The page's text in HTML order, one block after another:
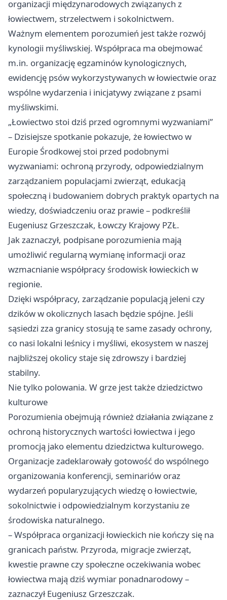
organizacji międzynarodowych związanych z
łowiectwem, strzelectwem i sokolnictwem.
Ważnym elementem porozumień jest także rozwój
kynologii myśliwskiej. Współpraca ma obejmować
m.in. organizację egzaminów kynologicznych,
ewidencję psów wykorzystywanych w łowiectwie oraz
wspólne wydarzenia i inicjatywy związane z psami
myśliwskimi.
„Łowiectwo stoi dziś przed ogromnymi wyzwaniami”
– Dzisiejsze spotkanie pokazuje, że łowiectwo w
Europie Środkowej stoi przed podobnymi
wyzwaniami: ochroną przyrody, odpowiedzialnym
zarządzaniem populacjami zwierząt, edukacją
społeczną i budowaniem dobrych praktyk opartych na
wiedzy, doświadczeniu oraz prawie – podkreślił
Eugeniusz Grzeszczak, Łowczy Krajowy PZŁ.
Jak zaznaczył, podpisane porozumienia mają
umożliwić regularną wymianę informacji oraz
wzmacnianie współpracy środowisk łowieckich w
regionie.
Dzięki współpracy, zarządzanie populacją jeleni czy
dzików w okolicznych lasach będzie spójne. Jeśli
sąsiedzi zza granicy stosują te same zasady ochrony,
co nasi lokalni leśnicy i myśliwi, ekosystem w naszej
najbliższej okolicy staje się zdrowszy i bardziej
stabilny.
Nie tylko polowania. W grze jest także dziedzictwo
kulturowe
Porozumienia obejmują również działania związane z
ochroną historycznych wartości łowiectwa i jego
promocją jako elementu dziedzictwa kulturowego.
Organizacje zadeklarowały gotowość do wspólnego
organizowania konferencji, seminariów oraz
wydarzeń popularyzujących wiedzę o łowiectwie,
sokolnictwie i odpowiedzialnym korzystaniu ze
środowiska naturalnego.
– Współpraca organizacji łowieckich nie kończy się na
granicach państw. Przyroda, migracje zwierząt,
kwestie prawne czy społeczne oczekiwania wobec
łowiectwa mają dziś wymiar ponadnarodowy –
zaznaczył Eugeniusz Grzeszczak.